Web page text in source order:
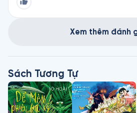
Xem thêm đánh
Sách Tương Tự